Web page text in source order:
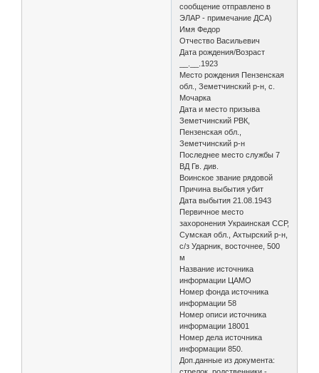
сообщение отправлено в
ЭЛАР - примечание ДСА)
Имя Федор
Отчество Васильевич
Дата рождения/Возраст
__.__.1923
Место рождения Пензенская
обл., Земетчинский р-н, с.
Мочарка
Дата и место призыва
Земетчинский РВК,
Пензенская обл.,
Земетчинский р-н
Последнее место службы 7
ВД Гв. див.
Воинское звание рядовой
Причина выбытия убит
Дата выбытия 21.08.1943
Первичное место
захоронения Украинская ССР,
Сумская обл., Ахтырский р-н,
с/з Ударник, восточнее, 500
м
Название источника
информации ЦАМО
Номер фонда источника
информации 58
Номер описи источника
информации 18001
Номер дела источника
информации 850.
Доп.данные из документа: